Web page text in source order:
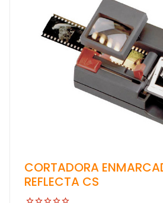
CORTADORA
REFLECTA CS